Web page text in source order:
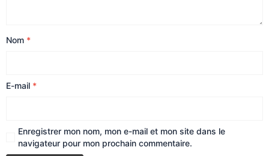
Nom *
E-mail *
Enregistrer mon nom, mon e-mail et mon site dans le
navigateur pour mon prochain commentaire.